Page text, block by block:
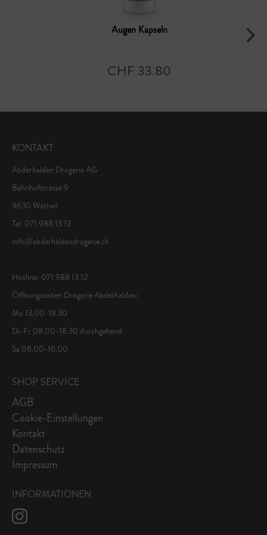
Augen Kapseln
CHF 33.80
KONTAKT
Abderhalden Drogerie AG
Bahnhofstrasse 9
9630 Wattwil
Tel. 071 988 13 12
info@abderhaldendrogerie.ch
Hotline: 071 988 13 12
Öffnungszeiten Drogerie Abderhalden:
Mo 13.00-18.30
Di-Fr 08.00-18.30 durchgehend
Sa 08.00-16.00
SHOP SERVICE
AGB
Cookie-Einstellungen
Kontakt
Datenschutz
Impressum
INFORMATIONEN